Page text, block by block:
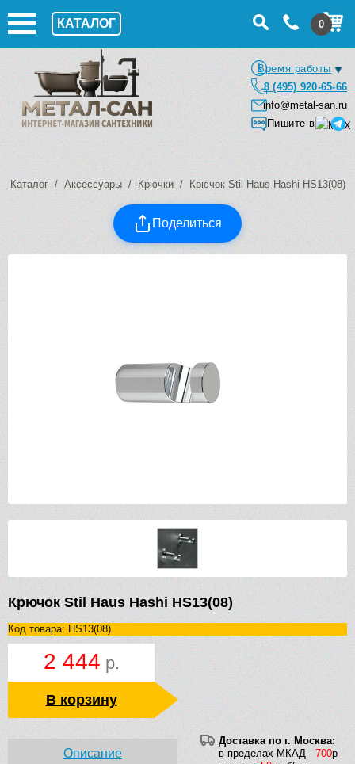
КАТАЛОГ 0
Время работы
8 (495) 920-65-66
info@metal-san.ru
Пишите в
Каталог/ Аксессуары/ Крючки/ Крючок Stil Haus Hashi HS13(08)
Поделиться
Крючок Stil Haus Hashi HS13(08)
Код товара: HS13(08)
2 444 р.
В корзину
Доставка по г. Москва:
в пределах МКАД - 700р
Описание